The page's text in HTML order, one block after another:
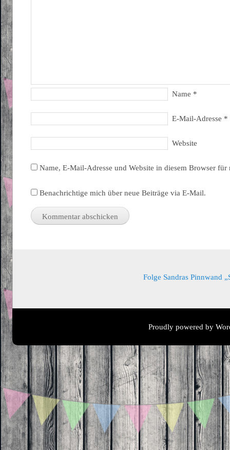
Name *
E-Mail-Adresse *
Website
Name, E-Mail-Adresse und Website in diesem Browser
Benachrichtige mich über neue Beiträge via E-Mail.
Folge Sandras Pinnwand
Proudly powered by